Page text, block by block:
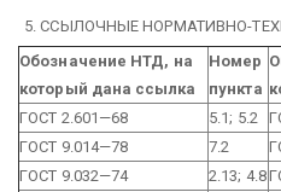
5. ССЫЛОЧНЫЕ НОРМАТИВНО-
Обозначение НТД, на
который дана ссылка
Номер
пункта
ГОСТ 2.601—68
5.1; 5.2
ГОСТ 9.014—78
7.2
ГОСТ 9.032—74
2.13; 4.8